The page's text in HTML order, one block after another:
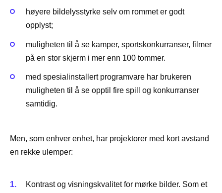
høyere bildelysstyrke selv om rommet er godt
opplyst;
muligheten til å se kamper, sportskonkurranser, filmer
på en stor skjerm i mer enn 100 tommer.
med spesialinstallert programvare har brukeren
muligheten til å se opptil fire spill og konkurranser
samtidig.
Men, som enhver enhet, har projektorer med kort avstand
en rekke ulemper:
Kontrast og visningskvalitet for mørke bilder. Som et